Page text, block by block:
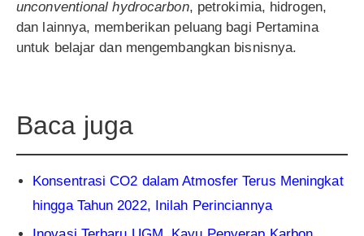
unconventional hydrocarbon, petrokimia, hidrogen,
dan lainnya, memberikan peluang bagi Pertamina
untuk belajar dan mengembangkan bisnisnya.
Baca juga
Konsentrasi CO2 dalam Atmosfer Terus Meningkat
hingga Tahun 2022, Inilah Perinciannya